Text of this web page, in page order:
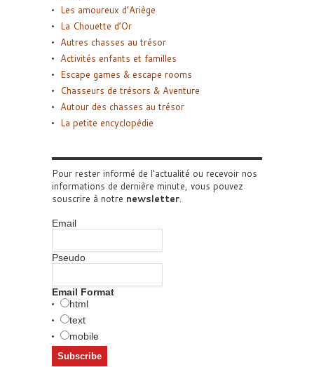
Les amoureux d’Ariège
La Chouette d’Or
Autres chasses au trésor
Activités enfants et familles
Escape games & escape rooms
Chasseurs de trésors & Aventure
Autour des chasses au trésor
La petite encyclopédie
Pour rester informé de l'actualité ou recevoir nos
informations de dernière minute, vous pouvez
souscrire à notre newsletter.
Email
Pseudo
Email Format
html
text
mobile